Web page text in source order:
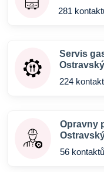
281
Servis
224
Opravny
56 kontaktů